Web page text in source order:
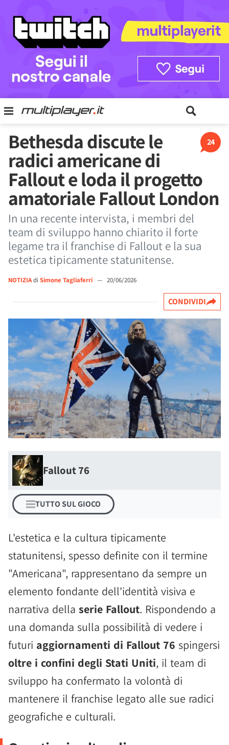
24
Bethesda discute le
radici americane di
Fallout e loda il progetto
amatoriale Fallout London
In una recente intervista, i membri del
team di sviluppo hanno chiarito il forte
legame tra il franchise di Fallout e la sua
estetica tipicamente statunitense.
NOTIZIAdi Simone Tagliaferri — 20/06/2026
CONDIVIDI
Fallout 76
TUTTO SUL GIOCO
L'estetica e la cultura tipicamente
statunitensi, spesso definite con il termine
"Americana", rappresentano da sempre un
elemento fondante dell'identità visiva e
narrativa della serie Fallout. Rispondendo a
una domanda sulla possibilità di vedere i
futuri aggiornamenti di Fallout 76 spingersi
oltre i confini degli Stati Uniti, il team di
sviluppo ha confermato la volontà di
mantenere il franchise legato alle sue radici
geografiche e culturali.